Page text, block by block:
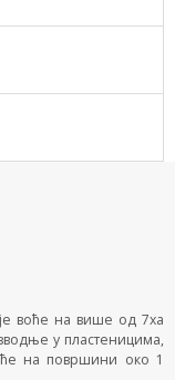
воће на више од 7ха
у пластеницима,
на површини око 1